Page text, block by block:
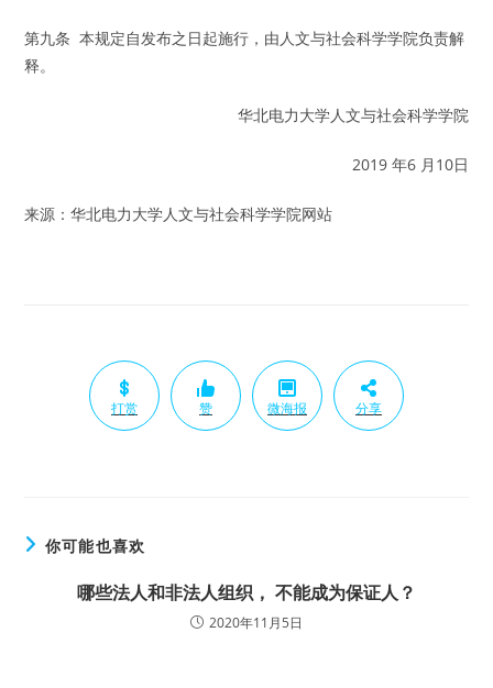
第九条 本规定自发布之日起施行，由人文与社会科学学院负责解
释。
华北电力大学人文与社会科学学院
2019 年6 月10日
来源：华北电力大学人文与社会科学学院网站
打赏 赞 微海报 分享
你可能也喜欢
哪些法人和非法人组织， 不能成为保证人？
2020年11月5日